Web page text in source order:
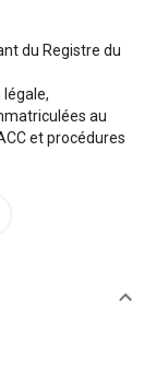
du Registre du
au
et procédures